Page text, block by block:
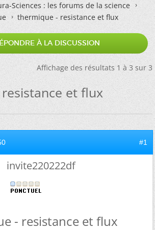
Sciences : les forums de la science
thermique - resistance et flux
À LA DISCUSSION
Affichage des résultats 1 à 3 sur 3
et flux
#1
invite220222df
- resistance et flux